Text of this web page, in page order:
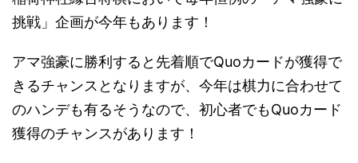
挑戦」企画が今年もあります！
アマ強豪に勝利すると先着順でQuoカードが獲得で
きるチャンスとなりますが、今年は棋力に合わせて
のハンデも有るそうなので、初心者でもQuoカード
獲得のチャンスがあります！